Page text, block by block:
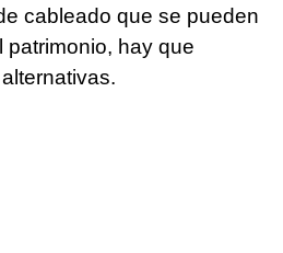
cableado que se pueden
patrimonio, hay que